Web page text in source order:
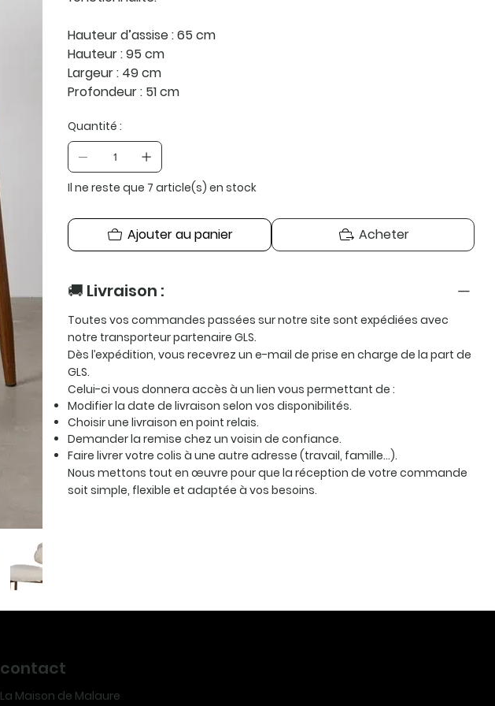
Hauteur d’assise : 65 cm
Hauteur : 95 cm
Largeur : 49 cm
Profondeur : 51 cm
Quantité :
Il ne reste que 7 article(s) en stock
Ajouter au panier Acheter
🚚 Livraison :
Toutes vos commandes passées sur notre site sont expédiées avec
notre transporteur partenaireGLS.
Dès l’expédition, vous recevrez un e-mail de prise en charge de la part de
GLS.
Celui-ci vous donnera accès à un lien vous permettant de :
Modifier la date de livraison selon vos disponibilités.
Choisir une livraison en point relais.
Demander la remise chez un voisin de confiance.
Faire livrer votre colis à une autre adresse (travail, famille…).
Nous mettons tout en œuvre pour que la réception de votre commande
soit simple, flexible et adaptée à vos besoins.
contact
La Maison de Malaure